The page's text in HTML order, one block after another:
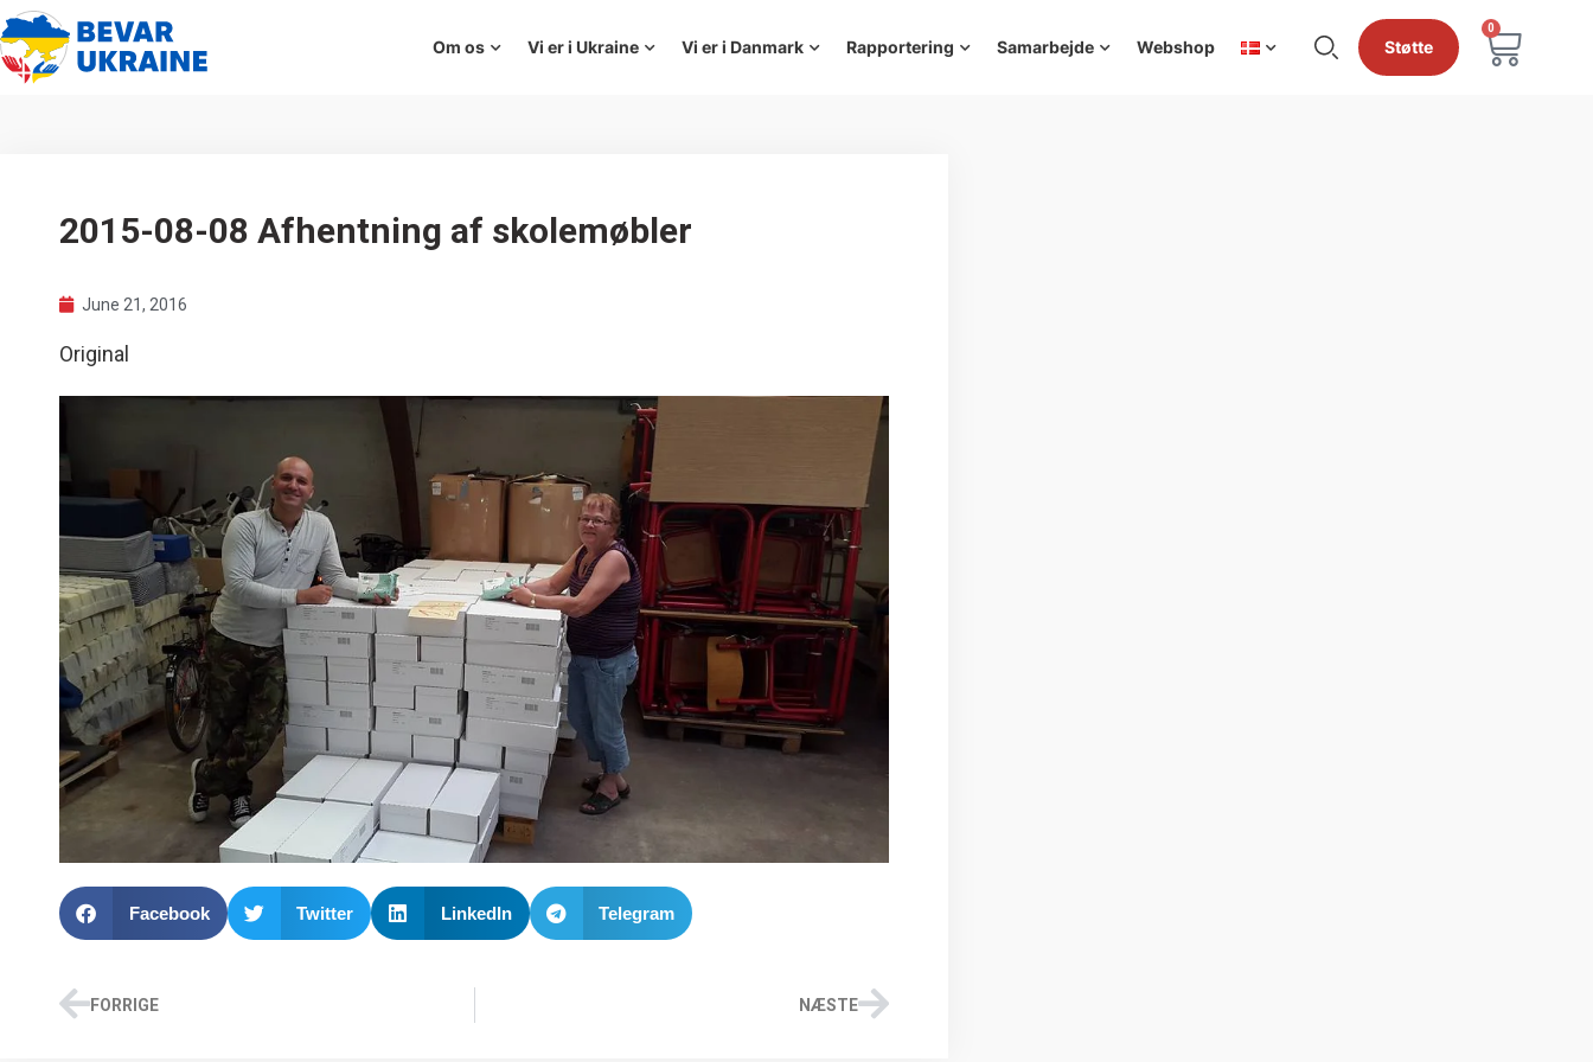
Om os Vi er i Ukraine Vi er i Danmark Rapportering Samarbejde Webshop Støtte
0
2015-08-08 Afhentning af skolemøbler
June 21, 2016
Original
Facebook Twitter LinkedIn Telegram
FORRIGE NÆSTE